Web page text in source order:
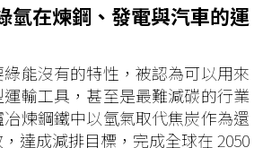
氫在煉鋼、發電與汽車的運
能沒有的特性，被認為可以用來
輸工具，甚至是最難減碳的行業
煉鋼鐵中以氫氣取代焦炭作為還
達成減排目標，完成全球在 2050